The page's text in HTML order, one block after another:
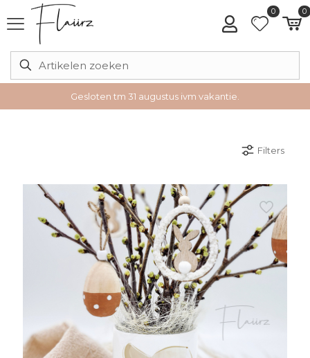
0 0
Gesloten tm 31 augustus ivm vakantie.
Filters